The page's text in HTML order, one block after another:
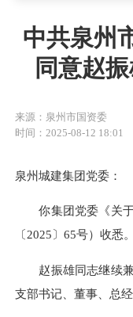
中共泉州
同意赵
来源：泉州市国资委
时间：2025-08-12 18:01
泉州城建集团党委：
你集团党委 《关
〔2025 〕 65号）收悉
赵振雄同志继续
支部书记 、董事、总